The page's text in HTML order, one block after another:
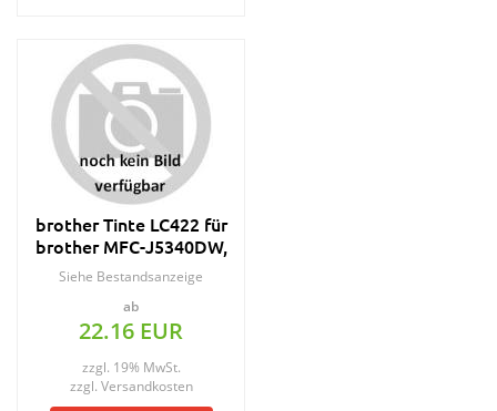
brother Tinte LC422 für
brother MFC-J5340DW,
schwarz
Siehe Bestandsanzeige
ab
22.16 EUR
zzgl. 19% MwSt.
zzgl. Versandkosten